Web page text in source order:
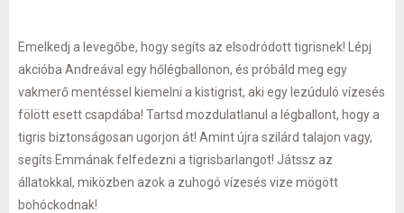
Emelkedj a levegőbe, hogy segíts az elsodródott tigrisnek! Lépj
akcióba Andreával egy hőlégballonon, és próbáld meg egy
vakmerő mentéssel kiemelni a kistigrist, aki egy lezúduló vízesés
fölött esett csapdába! Tartsd mozdulatlanul a légballont, hogy a
tigris biztonságosan ugorjon át! Amint újra szilárd talajon vagy,
segíts Emmának felfedezni a tigrisbarlangot! Játssz az
állatokkal, miközben azok a zuhogó vízesés vize mögött
bohóckodnak!